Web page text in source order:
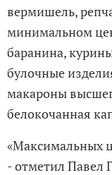
вермишель,
минимальном
баранина,
булочные
макароны
белокочанная
«Максимальных
- отметил Павел